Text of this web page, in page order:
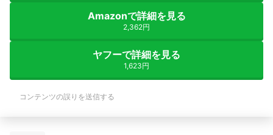
Amazonで詳細を見る
2,362円
ヤフーで詳細を見る
1,623円
コンテンツの誤りを送信する